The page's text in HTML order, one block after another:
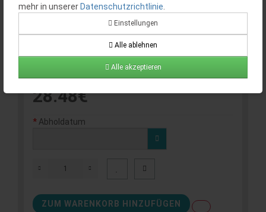
mehr in unserer Datenschutzrichtlinie
Einstellungen
Alle ablehnen
Alle akzeptieren
BP0324
28.48€
Abholdatum
ZUM WARENKORB HINZUFÜGEN